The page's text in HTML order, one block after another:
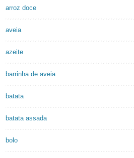
arroz doce
aveia
azeite
barrinha de aveia
batata
batata assada
bolo